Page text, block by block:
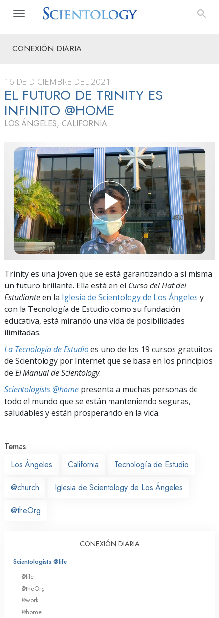
CONEXIÓN DIARIA
16 DE DICIEMBRE DEL 2021
EL FUTURO DE TRINITY ES
INFINITO @HOME
LOS ÁNGELES, CALIFORNIA
Trinity es una joven que se está garantizando a sí misma
un futuro brillante. Ella está en el Curso del Hat del
Estudianteen la Iglesia de Scientology de Los Ángeles y
con la Tecnología de Estudio como su fundación
educativa, está mirando una vida de posibilidades
ilimitadas.
La Tecnología de Estudioes uno de los 19 cursos gratuitos
de Scientology por Internet que se basa en los principios
de El Manual de Scientology.
Scientologists @home presenta a muchas personas de
todo el mundo que se están manteniendo seguras,
saludables y están prosperando en la vida.
Temas
Los Ángeles
California Tecnología de Estudio
@church Iglesia de Scientology de Los Ángeles
@theOrg
CONEXIÓN DIARIA
Scientologists @life
@life
@theOrg
@work
@home